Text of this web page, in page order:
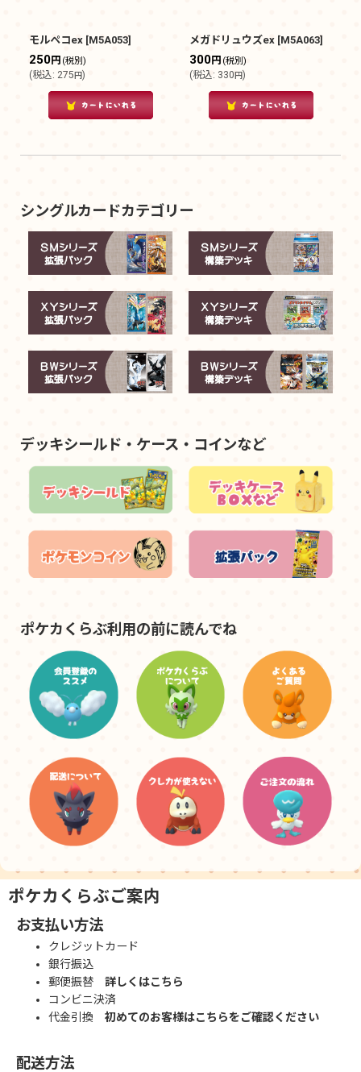
モルペコex [M5A053]
250円 (税別)
(税込: 275 円)
メガドリュウズex [M5A063]
300円 (税別)
(税込: 330 円)
シングルカードカテゴリー
デッキシールド・ケース・コインなど
ポケカくらぶ利用の前に読んでね
ポケカくらぶご案内
お支払い方法
クレジットカード
銀行振込
郵便振替 詳しくはこちら
コンビニ決済
代金引換 初めてのお客様はこちらをご確認ください
配送方法